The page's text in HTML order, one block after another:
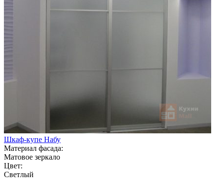
Шкаф-купе Набу
Материал фасада:
Матовое зеркало
Цвет:
Светлый